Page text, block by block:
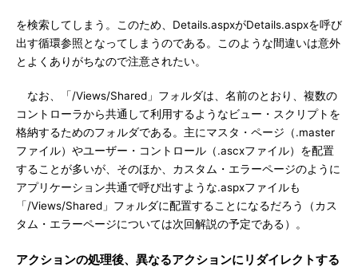
を検索してしまう。このため、Details.aspxがDetails.aspxを呼び
出す循環参照となってしまうのである。このような間違いは意外
とよくありがちなので注意されたい。
なお、「/Views/Shared」フォルダは、名前のとおり、複数の
コントローラから共通して利用するようなビュー・スクリプトを
格納するためのフォルダである。主にマスタ・ページ（.master
ファイル）やユーザー・コントロール（.ascxファイル）を配置
することが多いが、そのほか、カスタム・エラーページのように
アプリケーション共通で呼び出すような.aspxファイルも
「/Views/Shared」フォルダに配置することになるだろう（カス
タム・エラーページについては次回解説の予定である）。
アクションの処理後、異なるアクションにリダイレクトする